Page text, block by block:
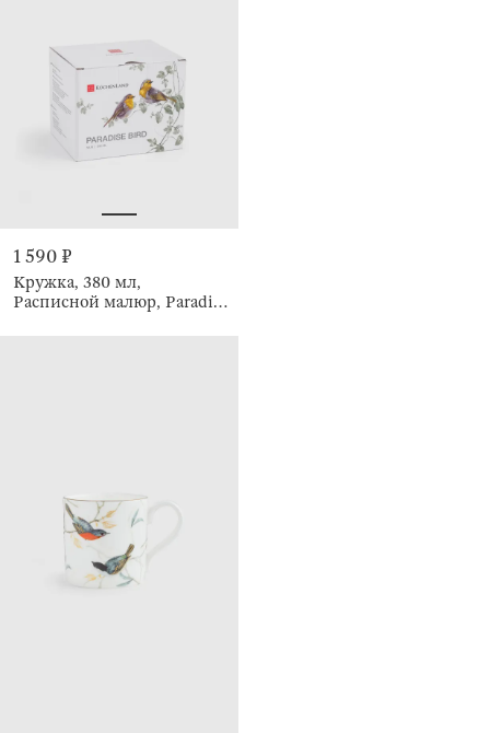
1 590 ₽
Кружка, 380 мл,
Расписной малюр, Paradise